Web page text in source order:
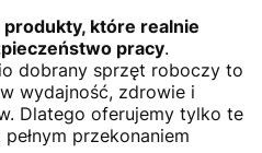
produkty, które realnie
pracy.
dobrany sprzęt roboczy to
wydajność, zdrowie i
Dlatego oferujemy tylko te
przekonaniem